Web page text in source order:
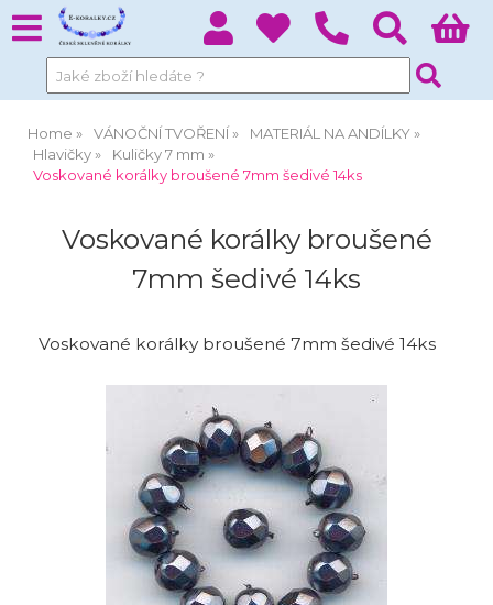
Home VÁNOČNÍ TVOŘENÍ
MATERIÁL NA ANDÍLKY
Hlavičky
Kuličky 7 mm
Voskované korálky broušené 7mm šedivé 14ks
Voskované korálky broušené
7mm šedivé 14ks
Voskované korálky broušené 7mm šedivé 14ks